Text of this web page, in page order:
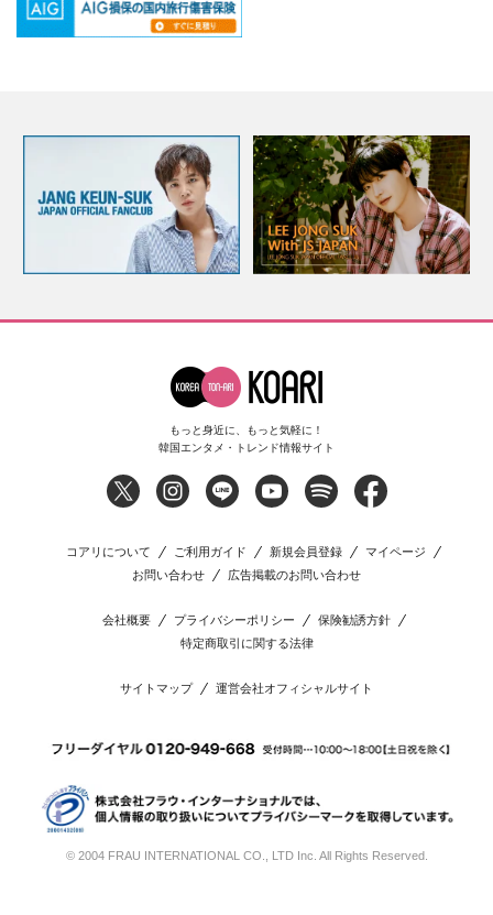
もっと身近に、もっと気軽に！
韓国エンタメ・トレンド情報サイト
コアリについて ご利用ガイド 新規会員登録
マイページ
お問い合わせ
広告掲載のお問い合わせ
会社概要 プライバシーポリシー
保険勧誘方針
特定商取引に関する法律
サイトマップ 運営会社オフィシャルサイト
© 2004 FRAU INTERNATIONAL CO., LTD Inc. All Rights Reserved.